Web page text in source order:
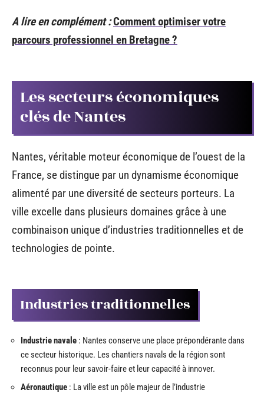
A lire en complément :Comment optimiser votre
parcours professionnel en Bretagne ?
Les secteurs économiques
clés de Nantes
Nantes, véritable moteur économique de l’ouest de la
France, se distingue par un dynamisme économique
alimenté par une diversité de secteurs porteurs. La
ville excelle dans plusieurs domaines grâce à une
combinaison unique d’industries traditionnelles et de
technologies de pointe.
Industries traditionnelles
Industrie navale : Nantes conserve une place prépondérante dans
ce secteur historique. Les chantiers navals de la région sont
reconnus pour leur savoir-faire et leur capacité à innover.
Aéronautique : La ville est un pôle majeur de l’industrie